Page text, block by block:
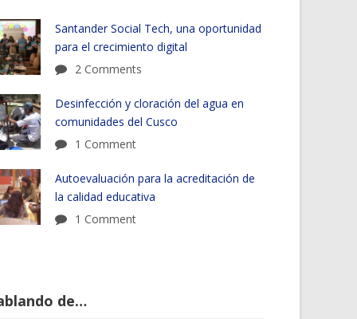
Santander Social Tech, una oportunidad
para el crecimiento digital
2 Comments
Desinfección y cloración del agua en
comunidades del Cusco
1 Comment
Autoevaluación para la acreditación de
la calidad educativa
1 Comment
de…